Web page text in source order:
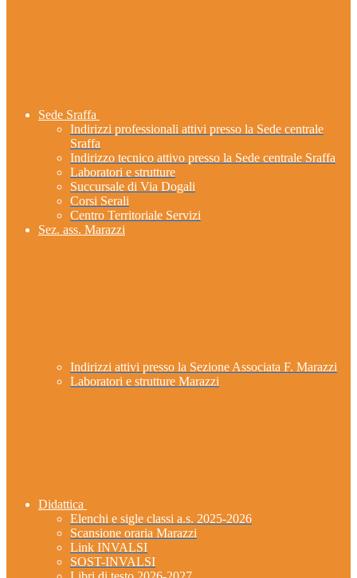
Sede Sraffa
Indirizzi professionali attivi presso la Sede centrale
Sraffa
Indirizzo tecnico attivo presso la Sede centrale Sraffa
Laboratori e strutture
Succursale di Via Dogali
Corsi Serali
Centro Territoriale Servizi
Sez. ass. Marazzi
Indirizzi attivi presso la Sezione Associata F. Marazzi
Laboratori e strutture Marazzi
Didattica
Elenchi e sigle classi a.s. 2025-2026
Scansione oraria Marazzi
Link INVALSI
SOST-INVALSI